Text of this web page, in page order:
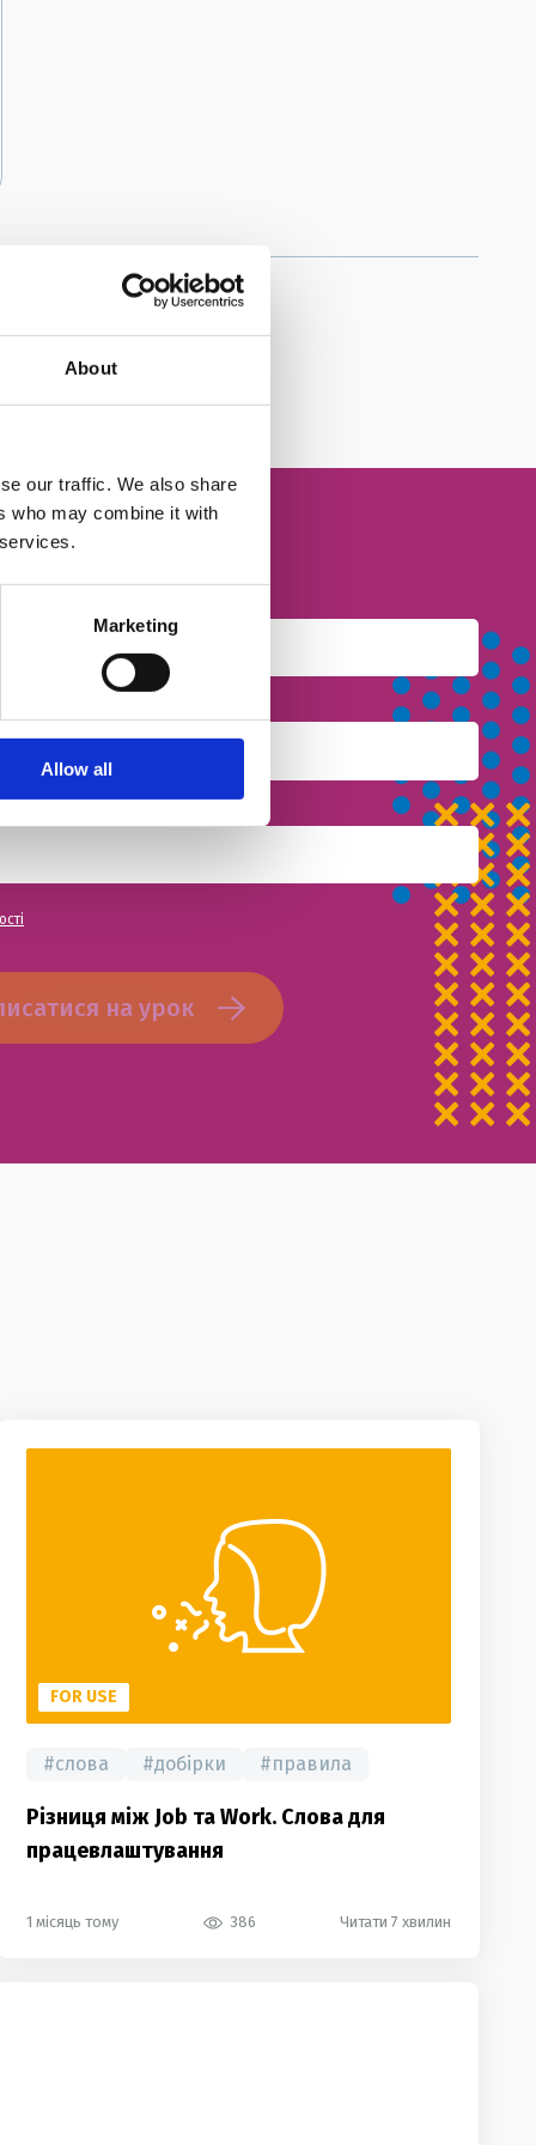
About
our traffic. We also share
who may combine it with
Marketing
Allow all
на урок
FOR USE
#слова #добірки #правила
Різниця між Job та Work. Слова для
працевлаштування
1 місяць тому 386 Читати 7 хвилин